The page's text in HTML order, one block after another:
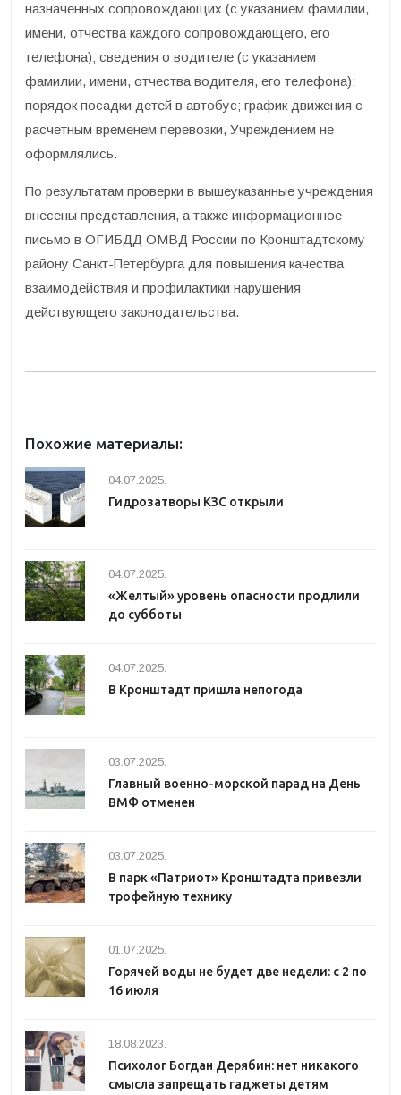
назначенных сопровождающих (с указанием фамилии,
имени, отчества каждого сопровождающего, его
телефона); сведения о водителе (с указанием
фамилии, имени, отчества водителя, его телефона);
порядок посадки детей в автобус; график движения с
расчетным временем перевозки, Учреждением не
оформлялись.
По результатам проверки в вышеуказанные учреждения
внесены представления, а также информационное
письмо в ОГИБДД ОМВД России по Кронштадтскому
району Санкт-Петербурга для повышения качества
взаимодействия и профилактики нарушения
действующего законодательства.
Похожие материалы:
04.07.2025.
Гидрозатворы КЗС открыли
04.07.2025.
«Желтый» уровень опасности продлили
до субботы
04.07.2025.
В Кронштадт пришла непогода
03.07.2025.
Главный военно-морской парад на День
ВМФ отменен
03.07.2025.
В парк «Патриот» Кронштадта привезли
трофейную технику
01.07.2025.
Горячей воды не будет две недели: с 2 по
16 июля
18.08.2023.
Психолог Богдан Дерябин: нет никакого
смысла запрещать гаджеты детям